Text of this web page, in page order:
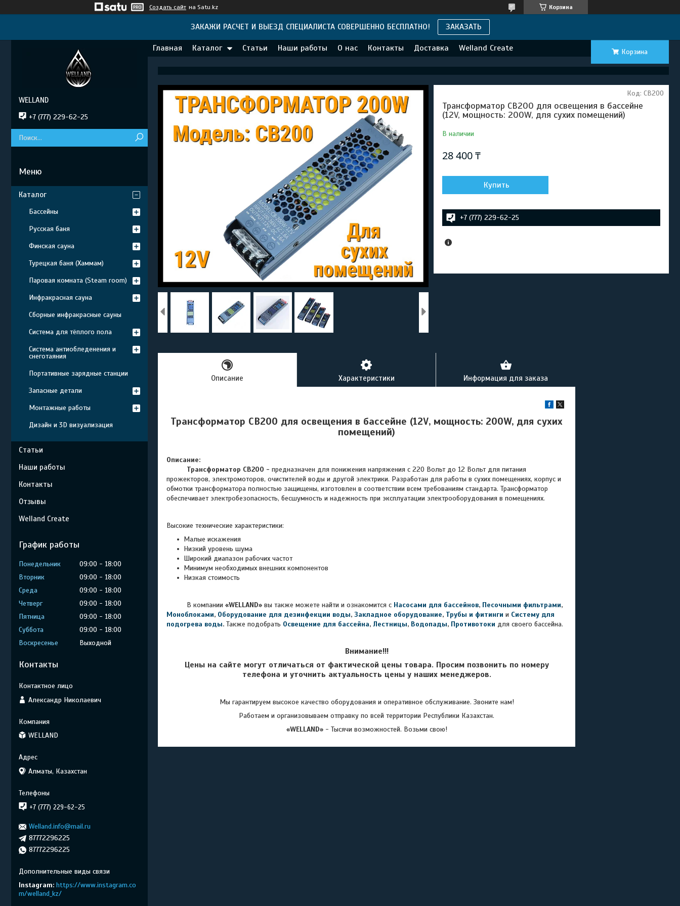
Создать сайт на Satu.kz Корзина
ЗАКАЖИ РАСЧЕТ И ВЫЕЗД СПЕЦИАЛИСТА СОВЕРШЕННО БЕСПЛАТНО! ЗАКАЗАТЬ
Главная Каталог Статьи Наши работы О нас Контакты Доставка Welland Create Корзина
Трансформатор CB200 для освещения в бассейне
(12V, мощность: 200W, для сухих помещений)
В наличии
Код: CB200
28 400 ₸
Купить
+7 (777) 229-62-25
Описание Характеристики Информация для заказа
Трансформатор CB200 для освещения в бассейне (12V, мощность: 200W, для сухих
помещений)
Описание:
Трансформатор CB200 - предназначен для понижения напряжения с 220 Вольт до 12 Вольт для питания
прожекторов, электромоторов, очистителей воды и другой электрики. Разработан для работы в сухих помещениях, корпус и
обмотки трансформатора полностью защищены, изготовлен в соответствии всем требованиям стандарта. Трансформатор
обеспечивает электробезопасность, бесшумность и надежность при эксплуатации электрооборудования в помещениях.
Высокие технические характеристики:
Малые искажения
Низкий уровень шума
Широкий диапазон рабочих частот
Минимум необходимых внешних компонентов
Низкая стоимость
В компании «WELLAND» вы также можете найти и ознакомится с Насосами для бассейнов, Песочными фильтрами,
Моноблоками, Оборудование для дезинфекции воды, Закладное оборудование, Трубы и фитинги и Систему для
подогрева воды. Также подобрать Освещение для бассейна, Лестницы, Водопады, Противотоки для своего бассейна.
Внимание!!!
Цены на сайте могут отличаться от фактической цены товара. Просим позвонить по номеру
телефона и уточнить актуальность цены у наших менеджеров.
Мы гарантируем высокое качество оборудования и оперативное обслуживание. Звоните нам!
Работаем и организовываем отправку по всей территории Республики Казахстан.
«WELLAND»- Тысячи возможностей. Возьми свою!
WELLAND
+7 (777) 229-62-25
Каталог
Бассейны
Русская баня
Финская сауна
Турецкая баня (Хаммам)
Паровая комната (Steam room)
Инфракрасная сауна
Сборные инфракрасные сауны
Система для тёплого пола
Система антиобледенения и
снеготаяния
Портативные зарядные станции
Запасные детали
Монтажные работы
Дизайн и 3D визуализация
Статьи
Наши работы
Контакты
Отзывы
Welland Create
График работы
Понедельник 09:00
18:00
Вторник
09:00
18:00
Среда
09:00
18:00
Четверг
09:00
18:00
Пятница
09:00
18:00
Суббота
09:00
18:00
Воскресенье
Выходной
Контакты
Александр Николаевич
WELLAND
Алматы, Казахстан
+7 (777) 229-62-25
Welland.info@mail.ru
87772296225
87772296225
Instagram https://www.instagram.co
m/welland_kz/